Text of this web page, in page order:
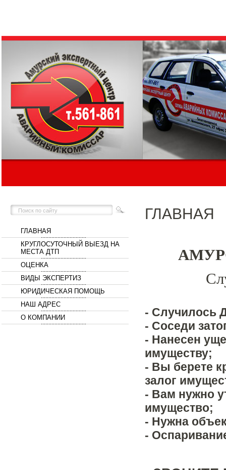
ГЛАВНАЯ
КРУГЛОСУТОЧНЫЙ ВЫЕЗД НА
МЕСТА ДТП
ОЦЕНКА
ВИДЫ ЭКСПЕРТИЗ
ЮРИДИЧЕСКАЯ ПОМОЩЬ
НАШ АДРЕС
О КОМПАНИИ
ГЛАВНАЯ
- Случилось
- Соседи
- Нанесен
имуществу;
- Вы берете
залог
- Вам нужно
имущество;
- Нужна
-